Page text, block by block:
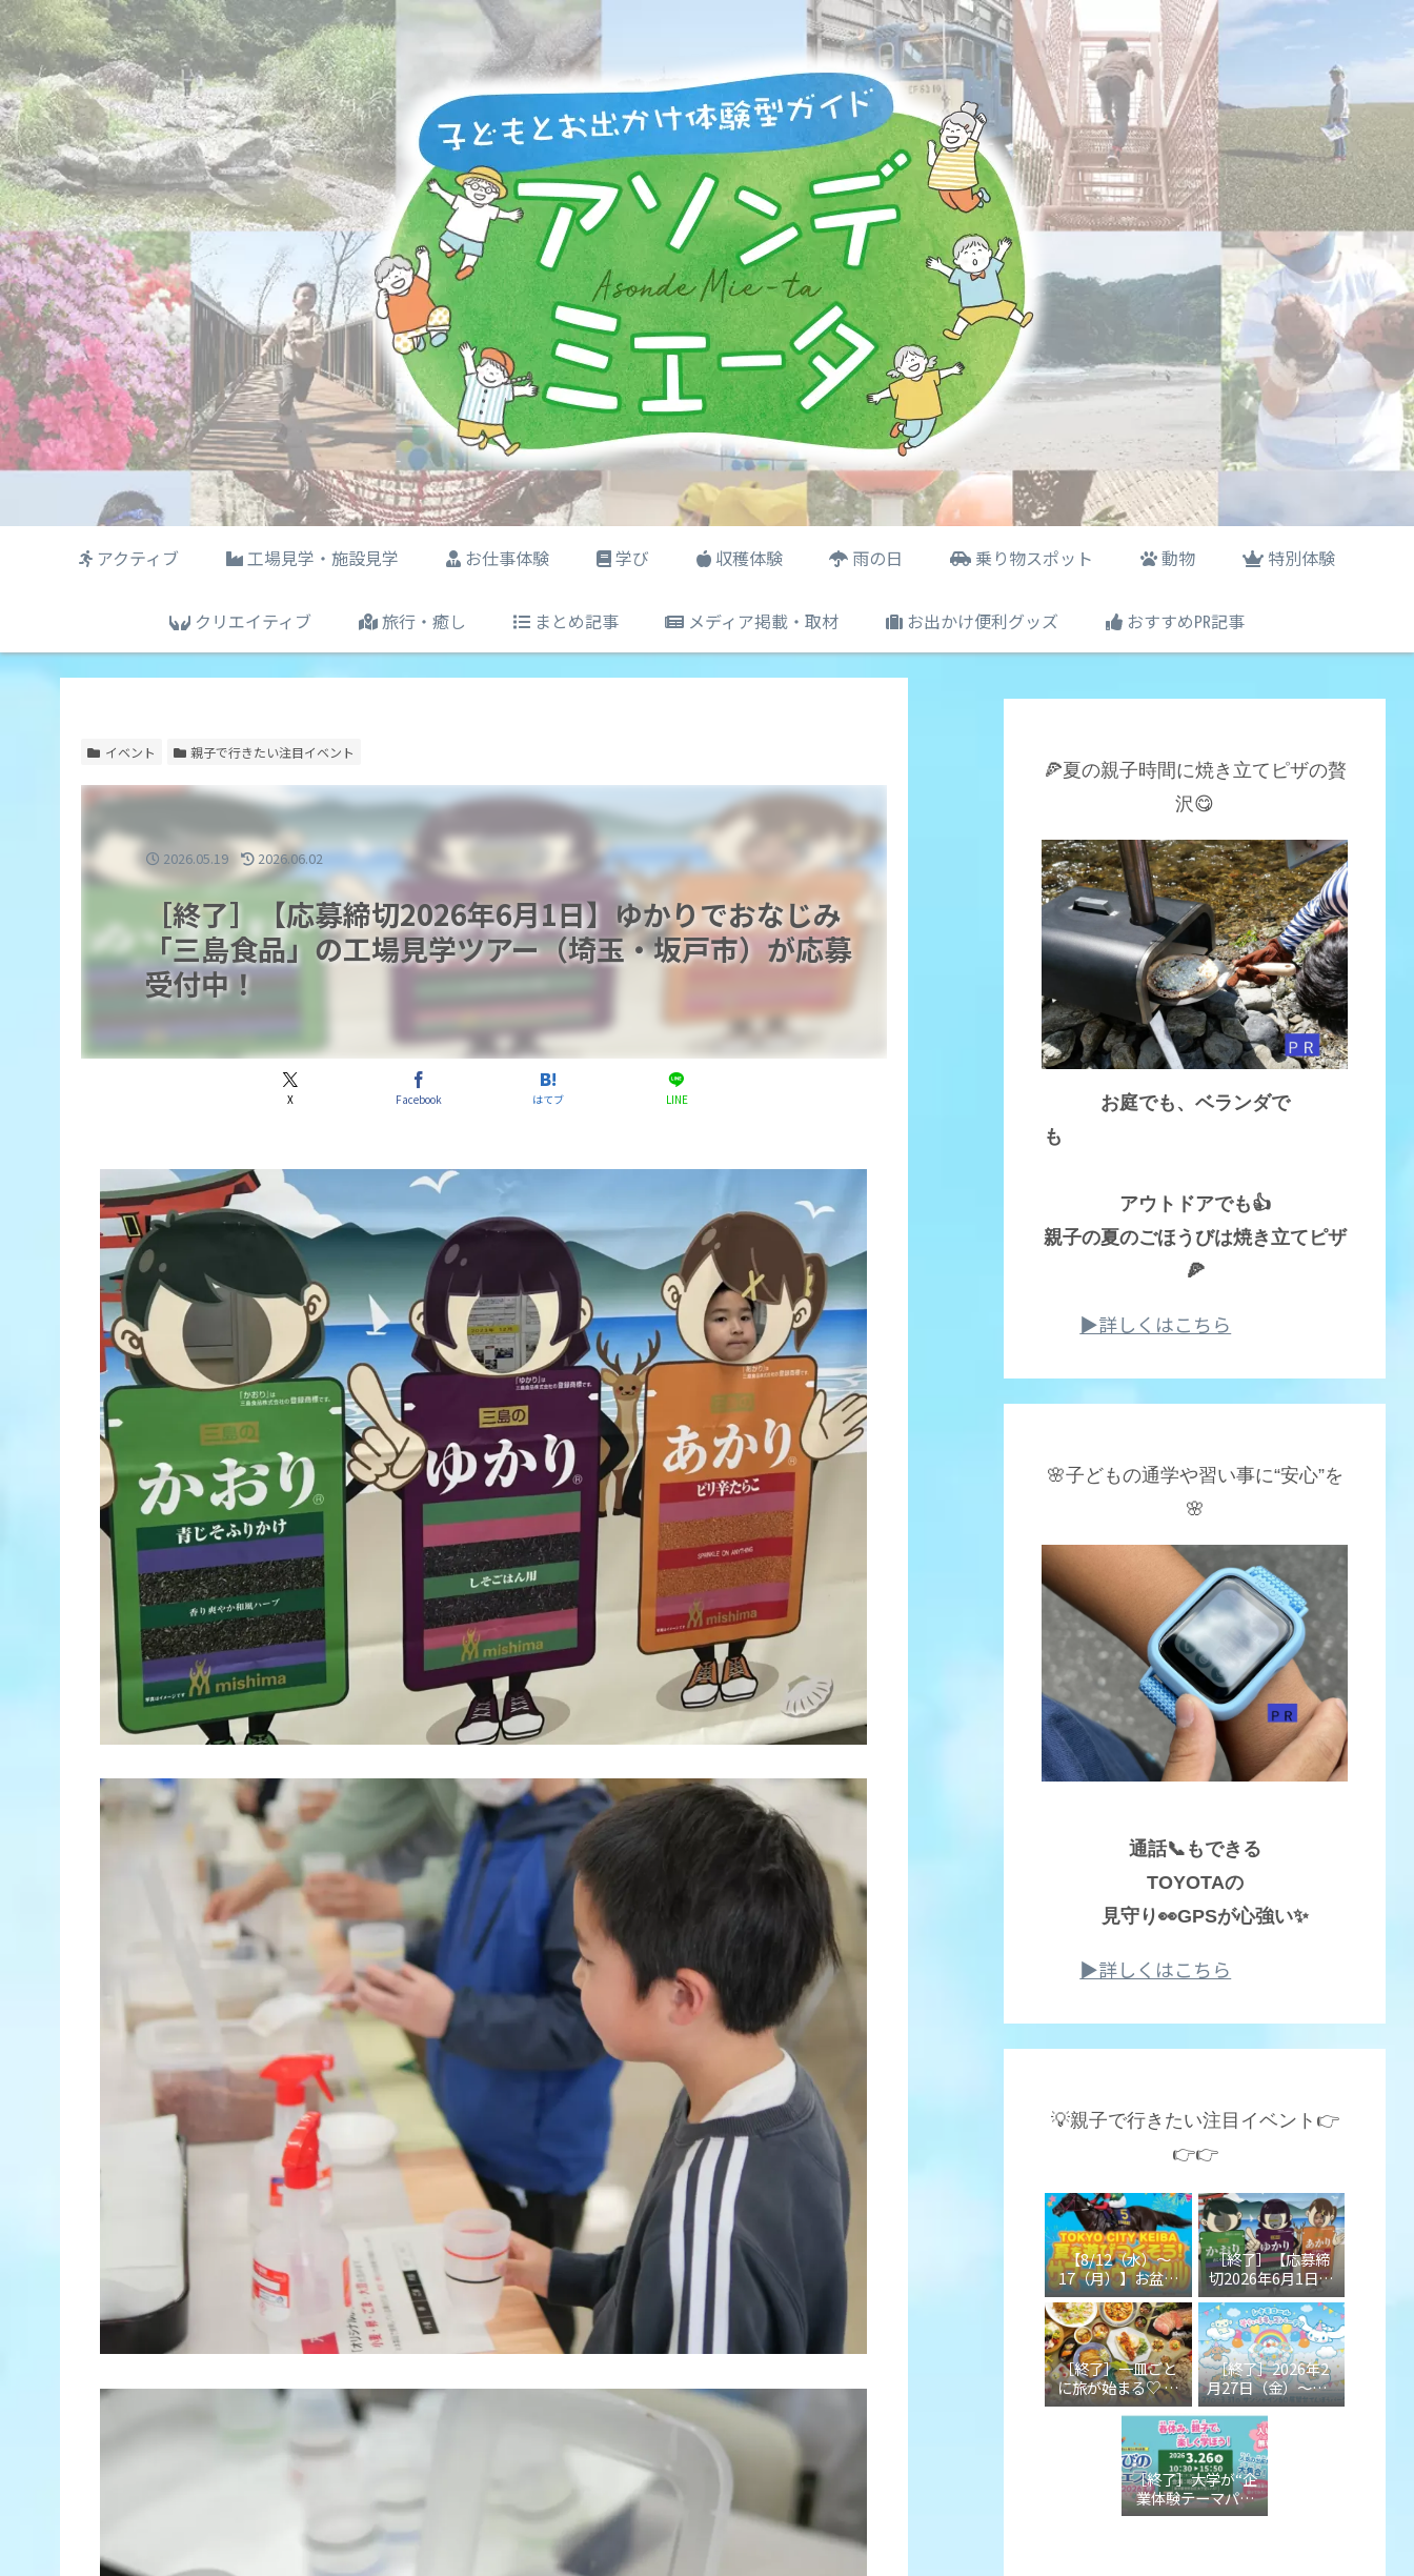
アクティブ 工場見学・施設見学 お仕事体験 学び 収穫体験 雨の日 乗り物スポット 動物 特別体験
クリエイティブ 旅行・癒し まとめ記事 メディア掲載・取材 お出かけ便利グッズ おすすめ㏚記事
イベント 親子で行きたい注目イベント
［終了］【応募締切2026年6月1日】ゆかりでおなじみ
「三島食品」の工場見学ツアー（埼玉・坂戸市）が応募
受付中！
X Facebook はてブ LINE
2026.05.19 2026.06.02
🍕夏の親子時間に焼き立てピザの贅
沢😋
お庭でも、ベランダで
も
アウトドアでも👍
親子の夏のごほうびは焼き立てピザ
🍕
▶詳しくはこちら
🌸子どもの通学や習い事に“安心”を
🌸
通話📞もできる
TOYOTAの
見守り👀GPSが心強い✨
▶詳しくはこちら
💡親子で行きたい注目イベント👉
👉👉
【8/12（水）～
17（月）】お盆休
みのお出かけに！
大井競馬場の夏限
定イベント「夏を
遊びつくそう！サ
マートゥインク
ル」（東京・品川
区）
［終了］【応募締
切2026年6月1日】
ゆかりでおなじみ
「三島食品」の工
場見学ツアー（埼
玉・坂戸市）が応
募受付中！
［終了］一皿ごと
に旅が始まる♡ Ｇ
Ｗは、親子で味わ
う『ご当地グル
メ』のホテルブッ
フェへ（東京・文
京区）
［終了］2026年2
月27日（金）～3月
31日（火）「シナ
モロール そらいろ
キッズパーティ」
を開催！（東京・
サンシャインシテ
ィ）
［終了］大学が“企
業体験テーマパー
ク”になるイベント